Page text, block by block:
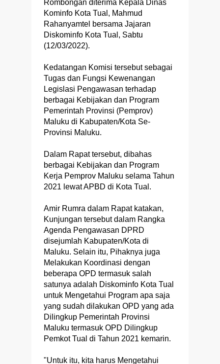
Rombongan diterima Kepala Dinas
Kominfo Kota Tual, Mahmud
Rahanyamtel bersama Jajaran
Diskominfo Kota Tual, Sabtu
(12/03/2022).
Kedatangan Komisi tersebut sebagai
Tugas dan Fungsi Kewenangan
Legislasi Pengawasan terhadap
berbagai Kebijakan dan Program
Pemerintah Provinsi (Pemprov)
Maluku di Kabupaten/Kota Se-
Provinsi Maluku.
Dalam Rapat tersebut, dibahas
berbagai Kebijakan dan Program
Kerja Pemprov Maluku selama Tahun
2021 lewat APBD di Kota Tual.
Amir Rumra dalam Rapat katakan,
Kunjungan tersebut dalam Rangka
Agenda Pengawasan DPRD
disejumlah Kabupaten/Kota di
Maluku. Selain itu, Pihaknya juga
Melakukan Koordinasi dengan
beberapa OPD termasuk salah
satunya adalah Diskominfo Kota Tual
untuk Mengetahui Program apa saja
yang sudah dilakukan OPD yang ada
Dilingkup Pemerintah Provinsi
Maluku termasuk OPD Dilingkup
Pemkot Tual di Tahun 2021 kemarin.
"Untuk itu, kita harus Mengetahui